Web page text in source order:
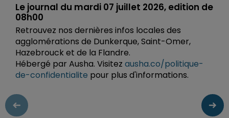
Le journal du mardi 07 juillet 2026, edition de
08h00
Retrouvez nos dernières infos locales des
agglomérations de Dunkerque, Saint-Omer,
Hazebrouck et de la Flandre.
Hébergé par Ausha. Visitez ausha.co/politique-
de-confidentialite pour plus d'informations.